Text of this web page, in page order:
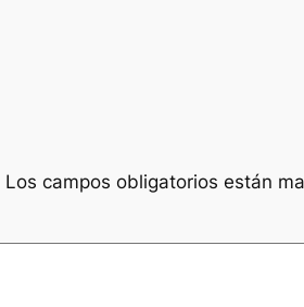
Los campos obligatorios están